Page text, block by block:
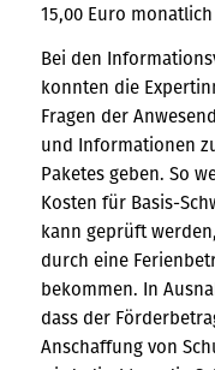
15,00 Euro
Bei den
konnten die
Fragen der
und Informationen
Paketes geben. So
Kosten für Basis-
kann geprüft
durch eine
bekommen. In
dass der
Anschaffung von